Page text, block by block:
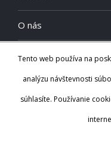
O nás
Cookies
Zásady spracúvania
Tento web používa na
analýzu návštevnosti
súhlasíte. Používanie